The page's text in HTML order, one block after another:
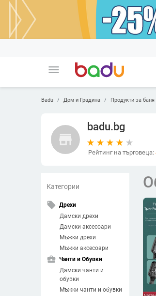
menu
Badu Дом и Градина Продукти за баня
store
badu.bg
Рейтинг на търговеца:
Категории
local_offer Дрехи
Дамски дрехи
Дамски аксесоари
Мъжки дрехи
Мъжки аксесоари
business_center Чанти и Обувки
Дамски чанти и
обувки
Мъжки чанти и обувки